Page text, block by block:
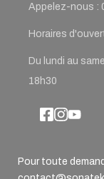
Appelez-nous :
Horaires
Du lundi au
18h30
Pour toute